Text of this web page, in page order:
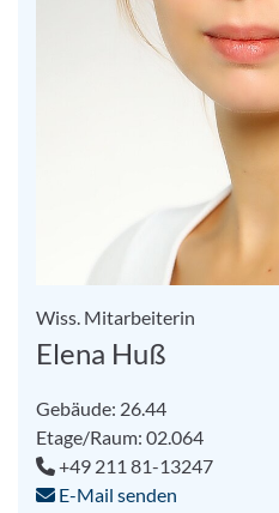
Wiss. Mitarbeiterin
Elena Huß
Gebäude: 26.44
Etage/Raum: 02.064
+49 211 81-13247
E-Mail senden